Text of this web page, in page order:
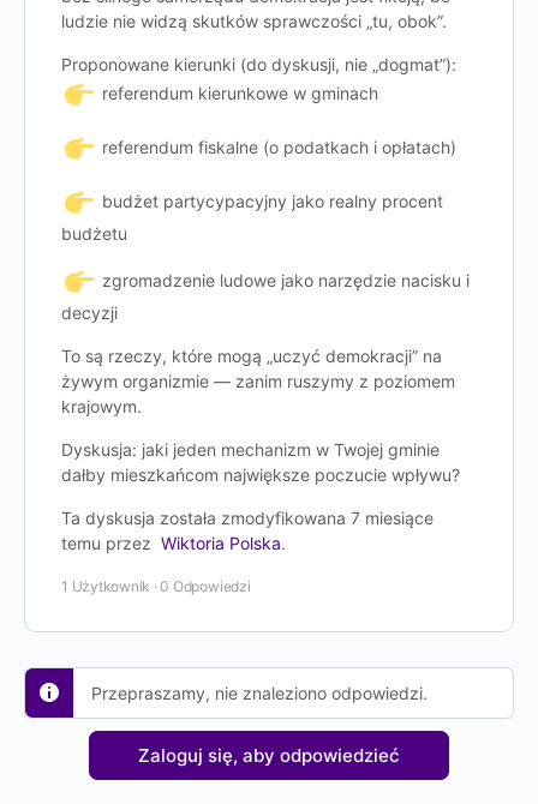
ludzie nie widzą skutków sprawczości „tu, obok”.
Proponowane kierunki (do dyskusji, nie „dogmat”):
referendum kierunkowe w gminach
referendum fiskalne (o podatkach i opłatach)
budżet partycypacyjny jako realny procent
budżetu
zgromadzenie ludowe jako narzędzie nacisku i
decyzji
To są rzeczy, które mogą „uczyć demokracji” na
żywym organizmie — zanim ruszymy z poziomem
krajowym.
Dyskusja: jaki jeden mechanizm w Twojej gminie
dałby mieszkańcom największe poczucie wpływu?
Ta dyskusja została zmodyfikowana 7 miesiące
temu przez Wiktoria Polska.
1 Użytkownik ·0 Odpowiedzi
Przepraszamy, nie znaleziono odpowiedzi.
Zaloguj się, aby odpowiedzieć